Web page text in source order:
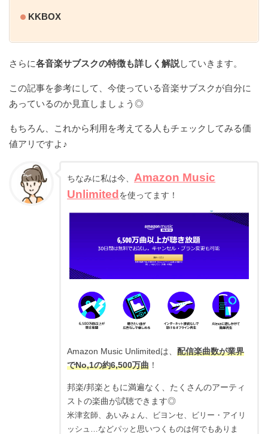
KKBOX
さらに各音楽サブスクの特徴も詳しく解説していきます。
この記事を参考にして、今使っている音楽サブスクが自分に
あっているのか見直しましょう◎
もちろん、これから利用を考えてる人もチェックしてみる価
値アリですよ♪
ちなみに私は今、 Amazon Music
Unlimitedを使ってます！
Amazon Music Unlimitedは、配信楽曲数が業界
でNo,1の約6,500万曲 ！
邦楽/邦楽ともに満遍なく、たくさんのアーティ
ストの楽曲が試聴できます◎
米津玄師、あいみょん、ビヨンセ、ビリー・アイリ
ッシュ…などパッと思いつくものは何でもありま